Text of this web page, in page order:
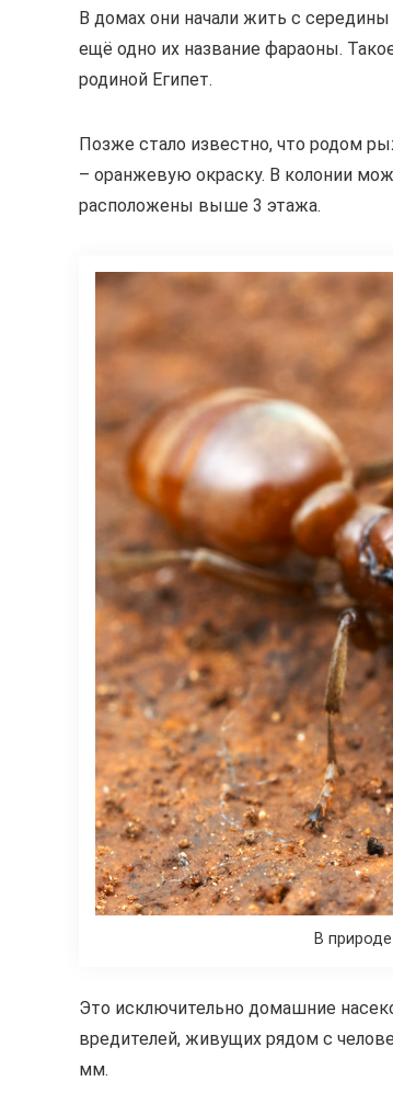
В домах они начали жить с
ещё одно их название фараоны.
родиной Египет.
Позже стало известно, что родом
– оранжевую окраску. В колонии
расположены выше 3 этажа.
В
Это исключительно домашние
вредителей, живущих рядом с
мм.